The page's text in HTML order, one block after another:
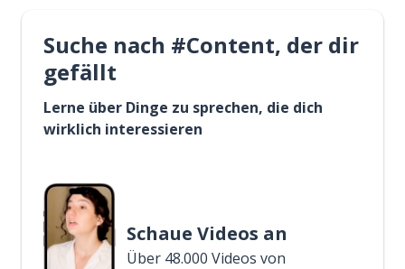
Suche nach #Content, der dir
gefällt
Lerne über Dinge zu sprechen, die dich
wirklich interessieren
Schaue Videos an
Über 48.000 Videos von